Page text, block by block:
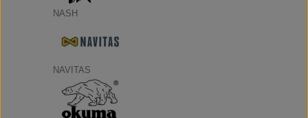
NASH
NAVITAS